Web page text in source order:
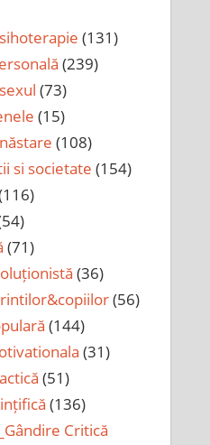
(131)
(239)
(73)
(15)
(108)
si societate (154)
(71)
(36)
(56)
(144)
(31)
(51)
(136)
Critică